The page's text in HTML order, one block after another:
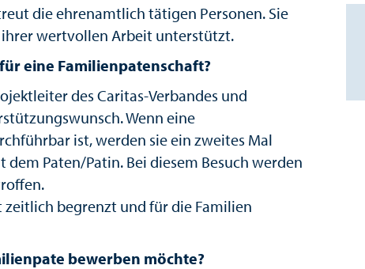
die ehrenamtlich tätigen Personen. Sie
wertvollen Arbeit unterstützt.
eine Familienpatenschaft?
des Caritas-Verbandes und
Wenn eine
ist, werden sie ein zweites Mal
Paten/Patin. Bei diesem Besuch werden
zeitlich begrenzt und für die Familien
bewerben möchte?